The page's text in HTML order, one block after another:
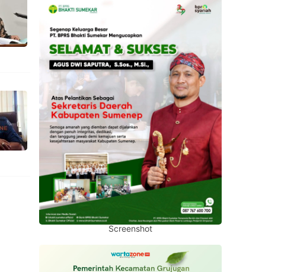
Screenshot